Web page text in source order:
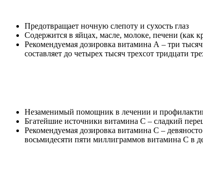
Предотвращает ночную слепоту и сухость глаз
Содержится в яйцах, масле, молоке, печени (как
Рекомендуемая дозировка витамина А – три
составляет до четырех тысяч трехсот тридцати
Незаменимый помощник в лечении и
Бгатейшие источники витамина С – сладкий
Рекомендуемая дозировка витамина С –
восьмидесяти пяти миллиграммов витамина С в